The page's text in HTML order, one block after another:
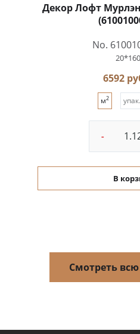
Декор Лофт
No.
6592
м2 упак.
-
В
Смотреть